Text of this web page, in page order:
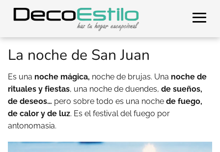
La noche de San Juan
Es una noche mágica, noche de brujas. Una noche de
rituales y fiestas, una noche de duendes, de sueños,
de deseos… pero sobre todo es una noche de fuego,
de calor y de luz. Es el festival del fuego por
antonomasia.